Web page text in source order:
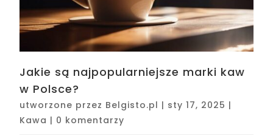
Jakie są najpopularniejsze marki kaw
w Polsce?
utworzone przez Belgisto.pl | sty 17, 2025 |
Kawa | 0 komentarzy